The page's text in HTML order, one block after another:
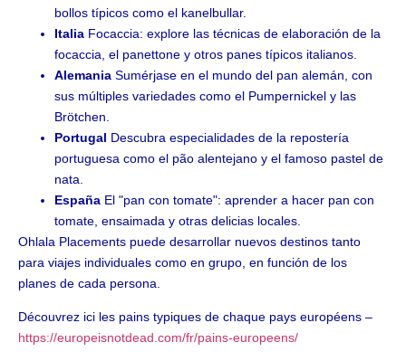
bollos típicos como el kanelbullar.
Italia Focaccia: explore las técnicas de elaboración de la
focaccia, el panettone y otros panes típicos italianos.
Alemania Sumérjase en el mundo del pan alemán, con
sus múltiples variedades como el Pumpernickel y las
Brötchen.
Portugal Descubra especialidades de la repostería
portuguesa como el pão alentejano y el famoso pastel de
nata.
España El "pan con tomate": aprender a hacer pan con
tomate, ensaimada y otras delicias locales.
Ohlala Placements puede desarrollar nuevos destinos tanto
para viajes individuales como en grupo, en función de los
planes de cada persona.
Découvrez ici les pains typiques de chaque pays européens –
https://europeisnotdead.com/fr/pains-europeens/